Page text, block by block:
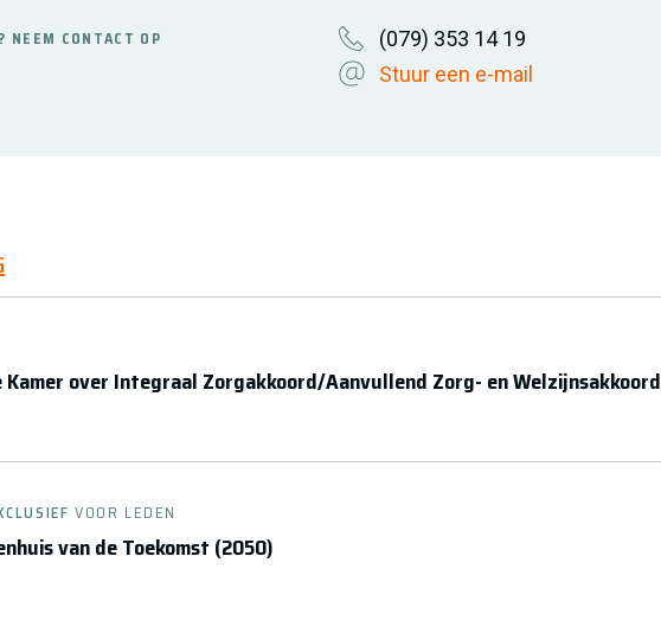
NEEM CONTACT OP
(079) 353 14 19
Stuur een e-mail
Kamer over Integraal Zorgakkoord/Aanvullend Zorg- en Welzijnsakkoord
VOOR LEDEN
van de Toekomst (2050)